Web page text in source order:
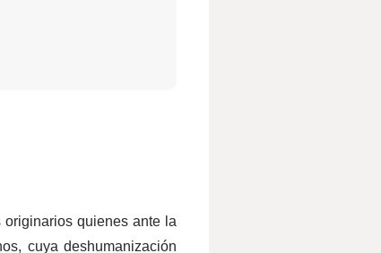
quienes ante la
cuya deshumanización